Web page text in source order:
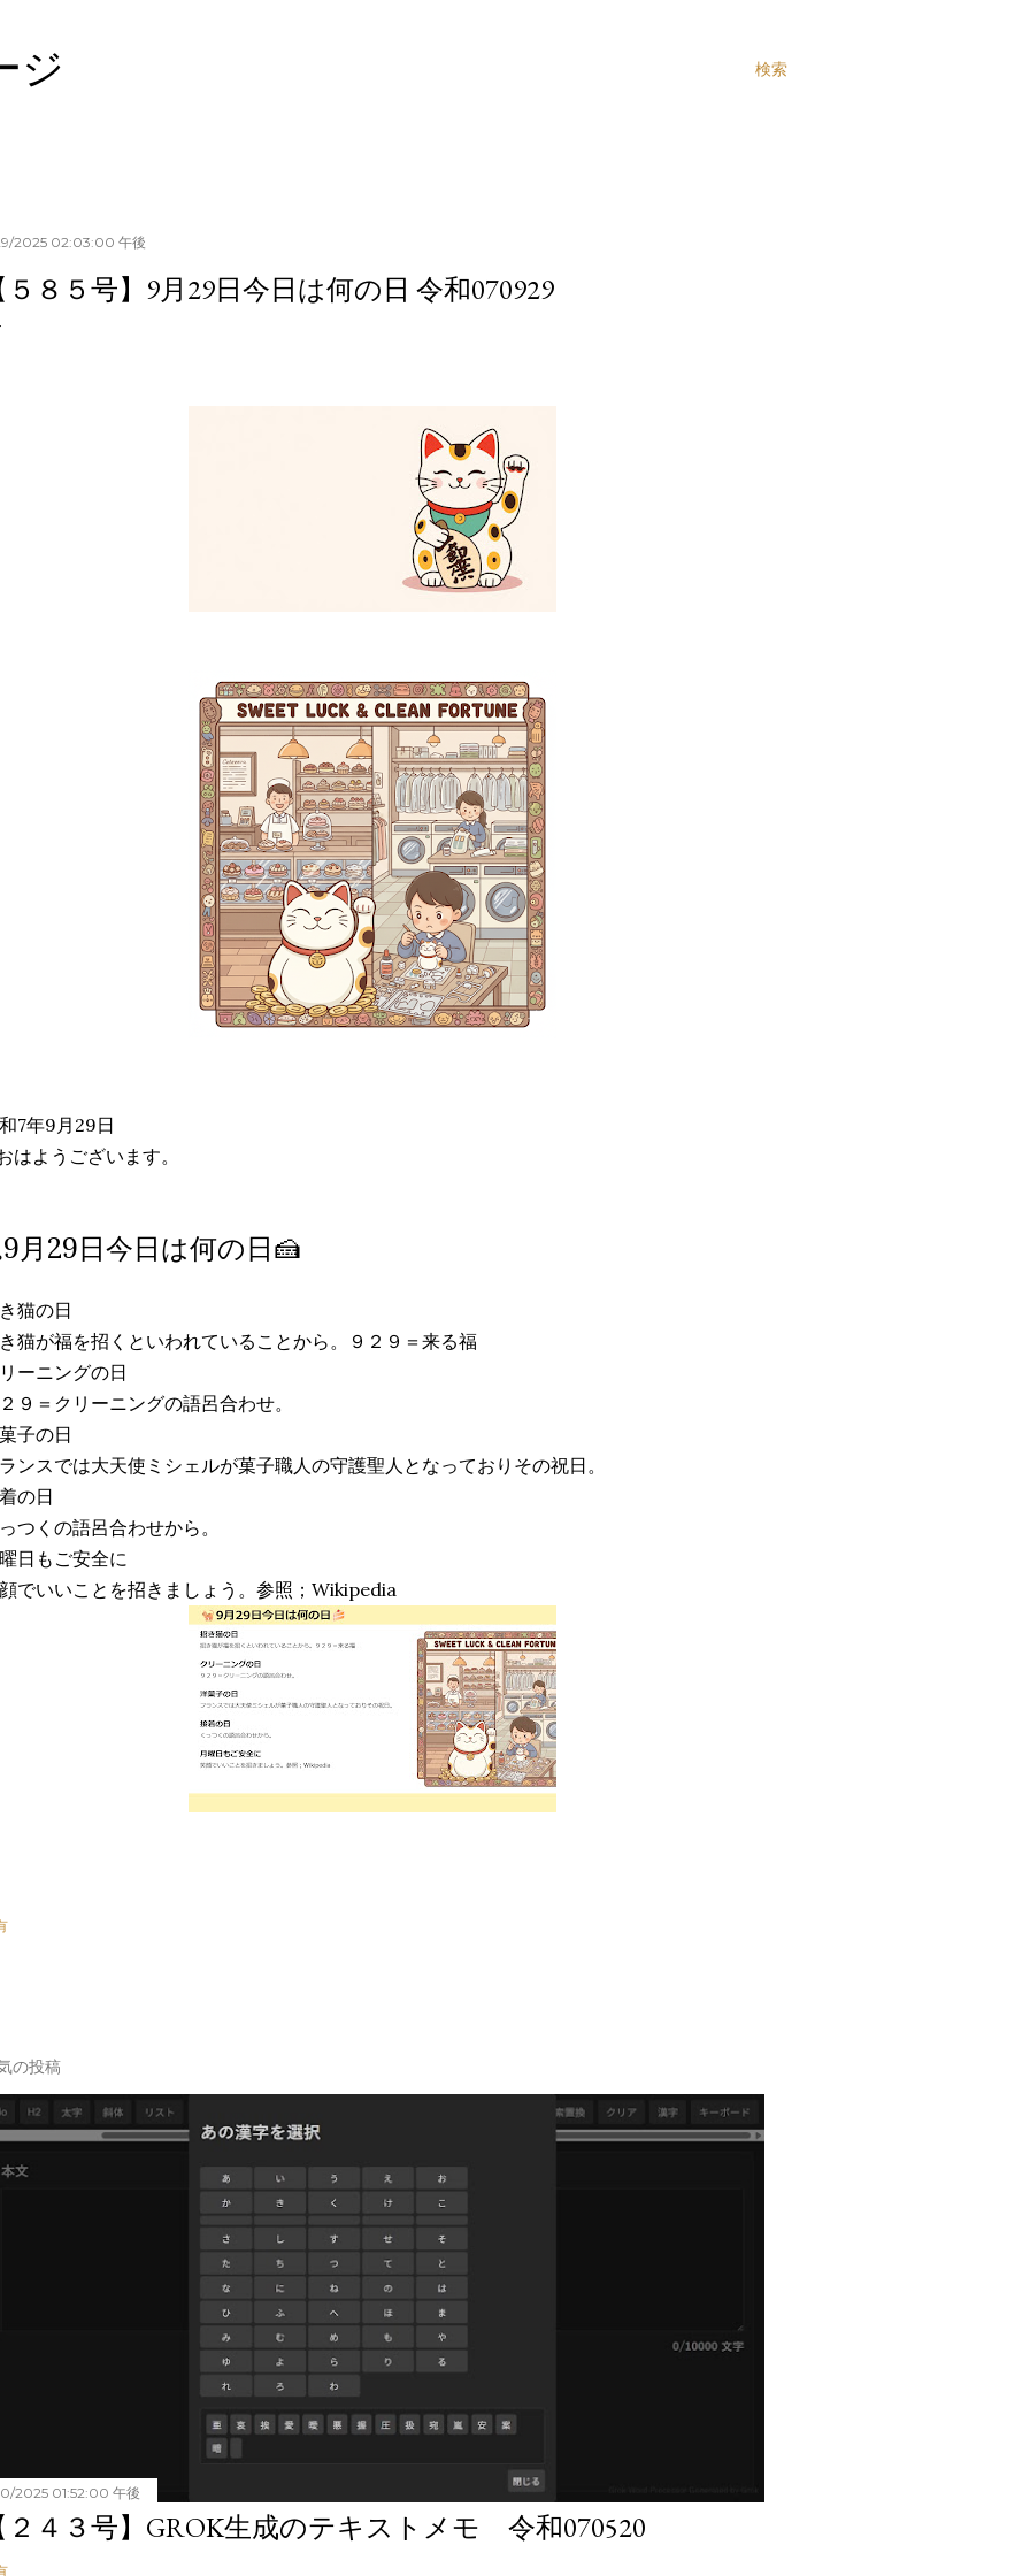
検索
ジ
2025 02:03:00 午後
５８５号】9月29日今日は何の日 令和070929
7年9月29日
はようございます。
月29日今日は何の日🍰
猫の日
猫が福を招くといわれていることから。９２９＝来る福
ーニングの日
９＝クリーニングの語呂合わせ。
子の日
ンスでは大天使ミシェルが菓子職人の守護聖人となっておりその祝日。
の日
つくの語呂合わせから。
日もご安全に
でいいことを招きましょう。参照；Wikipedia
の投稿
2025 01:52:00 午後
２４３号】GROK生成のテキストメモ 令和070520